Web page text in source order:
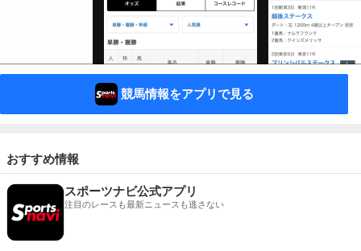
競馬情報をアプリで見る
おすすめ情報
スポーツナビ公式アプリ
注目のレースも最新ニュースも逃さない